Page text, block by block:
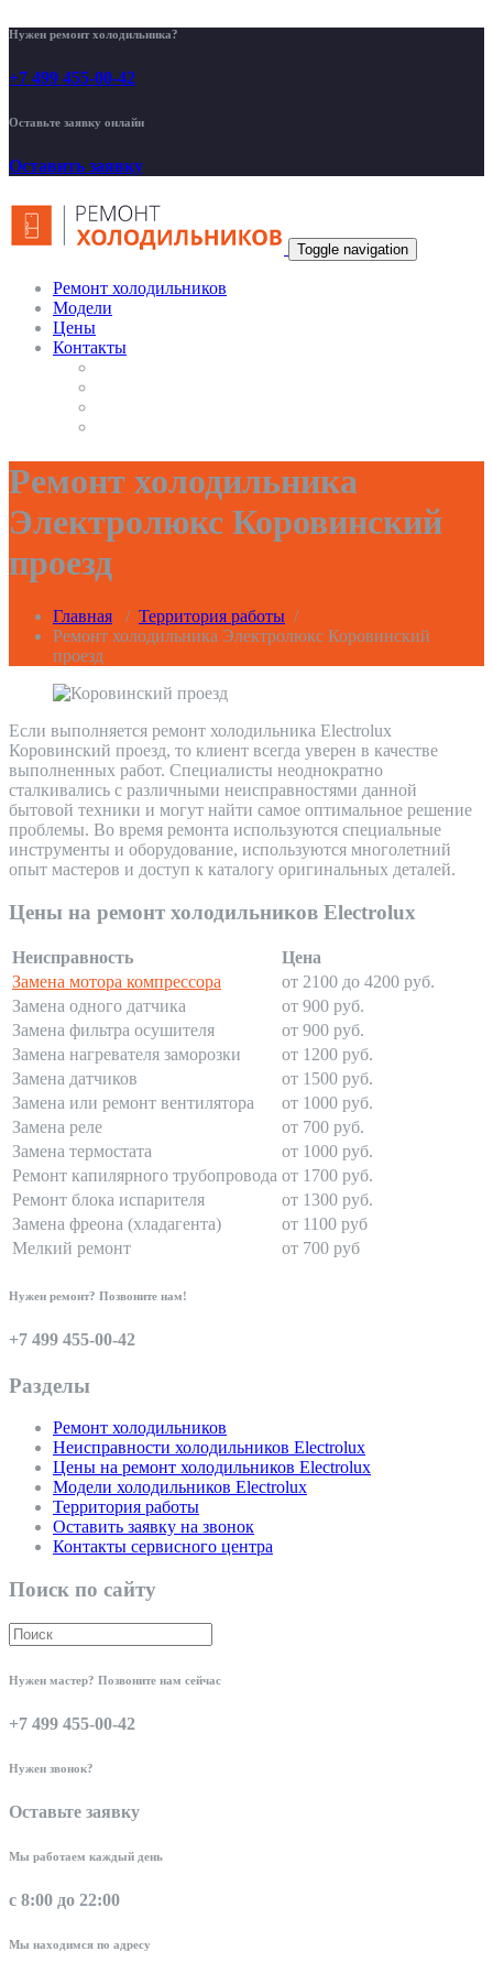
Нужен ремонт холодильника?
+7 499 455-00-42
Оставьте заявку онлайн
Оставить заявку
Toggle navigation
Ремонт холодильников
Модели
Цены
Контакты
Ремонт холодильника
Электролюкс Коровинский
проезд
Главная / Территория работы /
Ремонт холодильника Электролюкс Коровинский
проезд
Если выполняется ремонт холодильника Electrolux
Коровинский проезд, то клиент всегда уверен в качестве
выполненных работ. Специалисты неоднократно
сталкивались с различными неисправностями данной
бытовой техники и могут найти самое оптимальное решение
проблемы. Во время ремонта используются специальные
инструменты и оборудование, используются многолетний
опыт мастеров и доступ к каталогу оригинальных деталей.
Цены на ремонт холодильников Electrolux
Неисправность
Цена
Замена мотора компрессора
от 2100 до 4200 руб.
Замена одного датчика
от 900 руб.
Замена фильтра осушителя
от 900 руб.
Замена нагревателя заморозки
от 1200 руб.
Замена датчиков
от 1500 руб.
Замена или ремонт вентилятора
от 1000 руб.
Замена реле
от 700 руб.
Замена термостата
от 1000 руб.
Ремонт капилярного трубопровода от 1700 руб.
Ремонт блока испарителя
от 1300 руб.
Замена фреона (хладагента)
от 1100 руб
Мелкий ремонт
от 700 руб
Нужен ремонт? Позвоните нам!
+7 499 455-00-42
Разделы
Ремонт холодильников
Неисправности холодильников Electrolux
Цены на ремонт холодильников Electrolux
Модели холодильников Electrolux
Территория работы
Оставить заявку на звонок
Контакты сервисного центра
Поиск по сайту
Нужен мастер? Позвоните нам сейчас
+7 499 455-00-42
Нужен звонок?
Оставьте заявку
Мы работаем каждый день
с 8:00 до 22:00
Мы находимся по адресу